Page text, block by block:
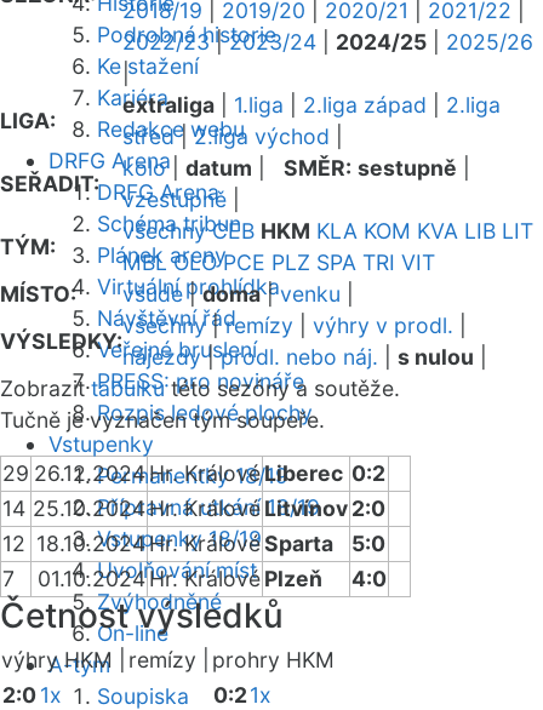
Podrobná historie
Ke stažení
Kariéra
Redakce webu
DRFG Arena
DRFG Arena
Schéma tribun
Plánek areny
Virtuální prohlídka
Návštěvní řád
Veřejné bruslení
PRESS: pro novináře
Rozpis ledové plochy
Vstupenky
Permanentky 18/19
Přípravná utkání 18/19
Vstupenky 18/19
Uvolňování míst
Zvýhodněné
On-line
A-tým
Soupiska
2018/19
2019/20 2020/21 2021/22
2022/23|2023/24 2024/25
2025/26
|
LIGA:
extraliga 1.liga 2.liga západ
2.liga
střed|2.liga východ
SEŘADIT:
kolo| datum SMĚR: sestupně
vzestupně
TÝM:
všechny CEB HKM KLA KOM KVA LIB LIT
MBL OLO PCE PLZ SPA TRI VIT
MÍSTO:
všude|doma|venku
VÝSLEDKY:
všechny|remízy výhry v prodl.
nájezdy|prodl. nebo náj. s nulou
Zobrazittabulkutéto sezóny a soutěže.
Tučně je vyznačen tým soupeře.
29 26.12.2024Hr. KrálovéLiberec 0:2
14 25.10.2024Hr. KrálovéLitvínov2:0
12 18.10.2024Hr. KrálovéSparta
5:0
7
01.10.2024Hr. KrálovéPlzeň 4:0
Četnost výsledků
výhry HKM | remízy |
prohry HKM
2:01x
0:21x